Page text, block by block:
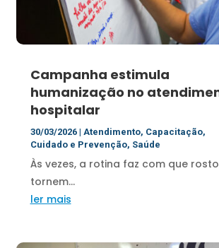
Campanha estimula
humanização no
hospitalar
30/03/2026| Atendimento, Capacitação,
Cuidado e Prevenção, Saúde
Às vezes, a rotina faz com que
tornem...
ler mais